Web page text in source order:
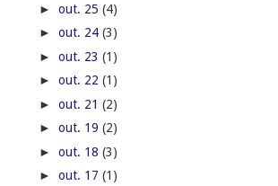
► out. 25 (4)
► out. 24 (3)
► out. 23 (1)
► out. 22 (1)
► out. 21 (2)
► out. 19 (2)
► out. 18 (3)
► out. 17 (1)